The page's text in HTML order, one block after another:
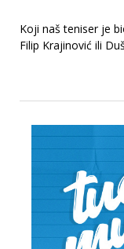
Koji naš teniser je
Filip Krajinović ili